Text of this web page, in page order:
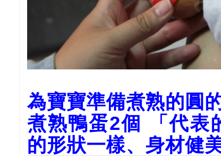
為寶寶準備煮熟的圓
煮熟鴨蛋2個 「代表
的形狀一樣、身材健